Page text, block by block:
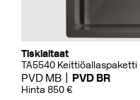
Tiskialtaat
TA5540 Keittiöallaspaketti
PVD MB PVD BR
Hinta 850 €